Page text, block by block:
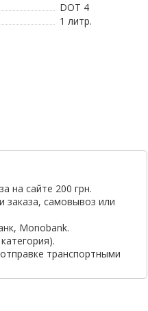
DOT 4
1 литр.
на сайте 200 грн.
заказа, самовывоз или
Monobank.
транспортными